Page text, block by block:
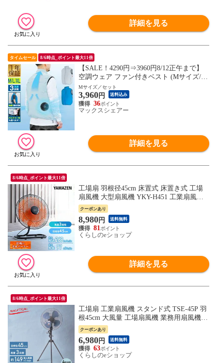
詳細を見る
タイムセール 8/6時点_ポイント最大11倍
【SALE！4290円⇒3960円8/12正午まで】
空調ウェア ファン付きベスト (Mサイズ/グ
レー/モバイルバッテリー付セット) 男女兼
用 空調ウェア 空調ファン付き 電動ファン
付き USB電源供給 モバイルバッテリー対
応 熱中症対策 涼感 空調作業服 作業着 送
Mサイズ／セット
3,960円 送料込み
36
マックスシェアー
詳細を見る
8/6時点_ポイント最大11倍
工場扇 羽根径45cm 床置式 床置き式 工場
扇風機 大型扇風機 YKY-H451 工業扇風機
業務用扇風機 サーキュレーター 工場用 工
業用 扇風機 ガレージ 倉庫 アトリエ 体育
館 スポーツ施設 銭湯 おしゃれ 山善 YAMA
ZEN 【送料無料】
クーポンあり
8,980円 送料無料
81
くらしのeショップ
詳細を見る
8/6時点_ポイント最大11倍
工場扇 工業扇風機 スタンド式 TSE-45P 羽
根45cm 大風量 工場扇風機 業務用扇風機
送風 換気 暑さ 猛暑対策 TSE-45P アッシュ
ブルー 大風量 省エネ 簡単設置 ナカトミ N
AKATOMI 【送料無料】
クーポンあり
6,980円 送料無料
63
くらしのeショップ